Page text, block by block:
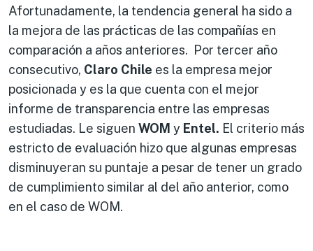
Afortunadamente, la tendencia general ha sido a
la mejora de las prácticas de las compañías en
comparación a años anteriores. Por tercer año
consecutivo, Claro Chile es la empresa mejor
posicionada y es la que cuenta con el mejor
informe de transparencia entre las empresas
estudiadas. Le siguen WOM y Entel. El criterio más
estricto de evaluación hizo que algunas empresas
disminuyeran su puntaje a pesar de tener un grado
de cumplimiento similar al del año anterior, como
en el caso de WOM.